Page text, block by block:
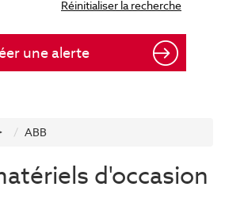
une alerte
ABB
d'occasion